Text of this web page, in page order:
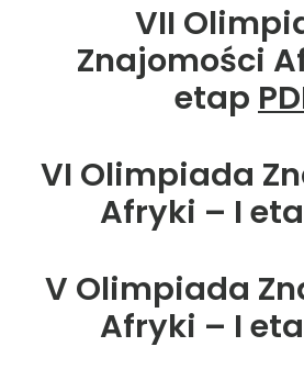
VII
Znajomości
etap
VI Olimpiada
Afryki – I
V Olimpiada
Afryki – I